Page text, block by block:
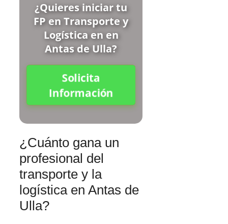
¿Quieres iniciar tu
FP en Transporte y
Logística en en
Antas de Ulla?
Solicita
Información
¿Cuánto gana un
profesional del
transporte y la
logística en Antas de
Ulla?